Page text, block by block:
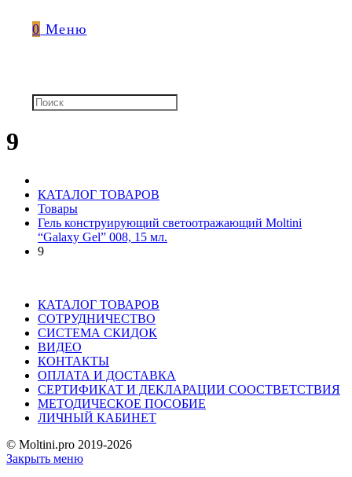
0 Меню
9
КАТАЛОГ ТОВАРОВ
Товары
Гель конструирующий светоотражающий Moltini
“Galaxy Gel” 008, 15 мл.
9
КАТАЛОГ ТОВАРОВ
СОТРУДНИЧЕСТВО
СИСТЕМА СКИДОК
ВИДЕО
КОНТАКТЫ
ОПЛАТА И ДОСТАВКА
СЕРТИФИКАТ И ДЕКЛАРАЦИИ СООСТВЕТСТВИЯ
МЕТОДИЧЕСКОЕ ПОСОБИЕ
ЛИЧНЫЙ КАБИНЕТ
© Moltini.pro 2019-2026
Закрыть меню